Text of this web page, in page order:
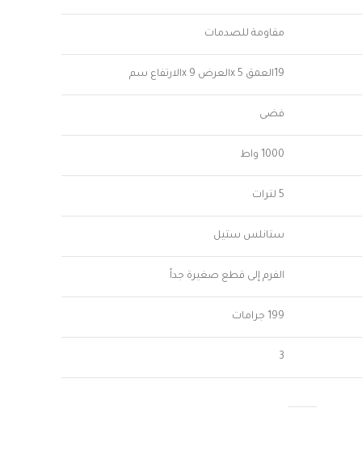
مقاومة للصدمات
19العمق x 5العرض x 9الارتفاع سم
فضى
1000 واط
5 لترات
ستانلس ستيل
الفرم إلى قطع صغيرة جداً
199 جرامات
3